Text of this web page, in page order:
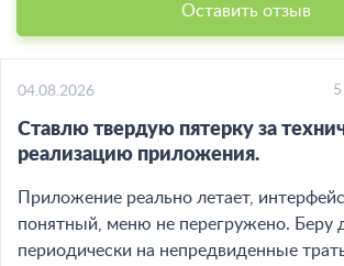
Оставить отзыв
04.08.2026 5
Ставлю твердую пятерку за
реализацию приложения.
Приложение реально летает,
понятный, меню не перегружено. Беру
периодически на непредвиденные